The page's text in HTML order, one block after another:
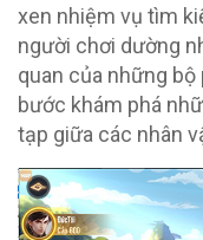
xen nhiệm vụ tìm
người chơi dường
quan của những
bước khám phá
tạp giữa các nhân